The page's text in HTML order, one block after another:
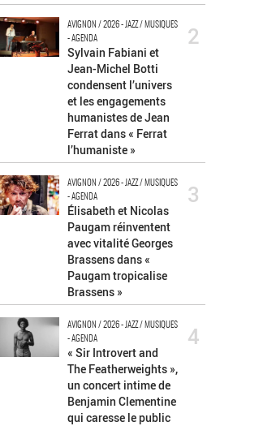
AVIGNON / 2026 - JAZZ / MUSIQUES
- AGENDA
Sylvain Fabiani et
Jean-Michel Botti
condensent l’univers
et les engagements
humanistes de Jean
Ferrat dans « Ferrat
l’humaniste »
2
AVIGNON / 2026 - JAZZ / MUSIQUES
- AGENDA
Élisabeth et Nicolas
Paugam réinventent
avec vitalité Georges
Brassens dans «
Paugam tropicalise
Brassens »
3
AVIGNON / 2026 - JAZZ / MUSIQUES
- AGENDA
« Sir Introvert and
The Featherweights »,
un concert intime de
Benjamin Clementine
qui caresse le public
4